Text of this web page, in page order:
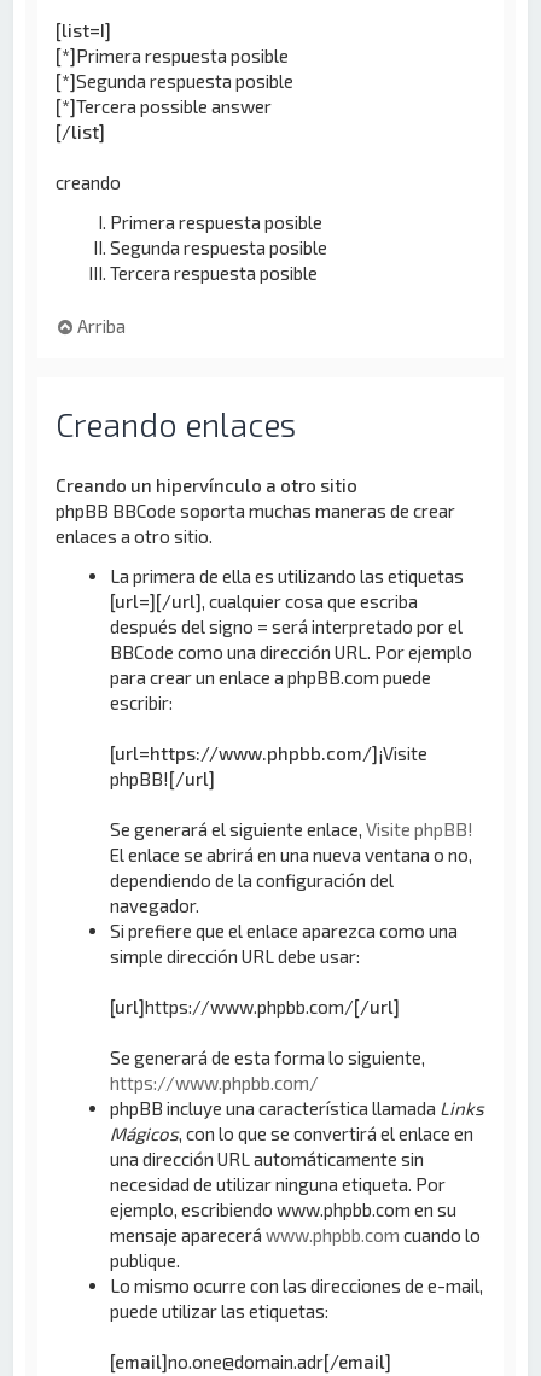
[list=I]
[*]Primera respuesta posible
[*]Segunda respuesta posible
[*]Tercera possible answer
[/list]
creando
Primera respuesta posible
Segunda respuesta posible
Tercera respuesta posible
Arriba
Creando enlaces
Creando un hipervínculo a otro sitio
phpBB BBCode soporta muchas maneras de crear
enlaces a otro sitio.
La primera de ella es utilizando las etiquetas
[url=][/url] , cualquier cosa que escriba
después del signo = será interpretado por el
BBCode como una dirección URL. Por ejemplo
para crear un enlace a phpBB.com puede
escribir:
[url=https://www.phpbb.com/]¡Visite
phpBB![/url]
Se generará el siguiente enlace,Visite phpBB!
El enlace se abrirá en una nueva ventana o no,
dependiendo de la configuración del
navegador.
Si prefiere que el enlace aparezca como una
simple dirección URL debe usar:
[url]https://www.phpbb.com/[/url]
Se generará de esta forma lo siguiente,
https://www.phpbb.com/
phpBB incluye una característica llamada Links
Mágicos, con lo que se convertirá el enlace en
una dirección URL automáticamente sin
necesidad de utilizar ninguna etiqueta. Por
ejemplo, escribiendo www.phpbb.com en su
mensaje apareceráwww.phpbb.com cuando lo
publique.
Lo mismo ocurre con las direcciones de e-mail,
puede utilizar las etiquetas:
[email]no.one@domain.adr[/email]